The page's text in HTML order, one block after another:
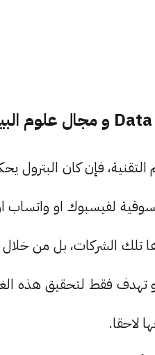
التقنية، فإن كان
لفيسبوك او
تلك الشركات، بل من
تهدف فقط لتحقيق هذه
لاحقا.